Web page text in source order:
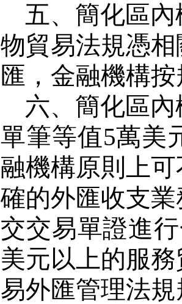
五、簡化區
物貿易法規憑
匯，金融機構
六、簡化區
單筆等值5萬美
融機構原則上
確的外匯收支
交交易單證進
美元以上的服
易外匯管理法